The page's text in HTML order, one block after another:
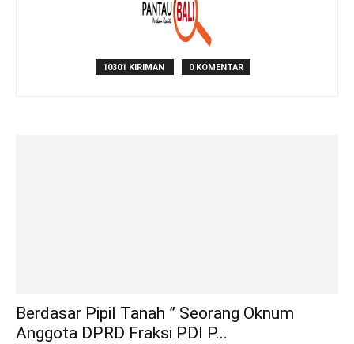
10301 KIRIMAN 0 KOMENTAR
Berdasar Pipil Tanah ” Seorang Oknum
Anggota DPRD Fraksi PDI P...